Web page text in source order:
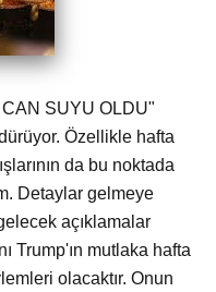
SUYU OLDU"
Özellikle hafta
da bu noktada
Detaylar gelmeye
açıklamalar
Trump'ın mutlaka hafta
olacaktır. Onun